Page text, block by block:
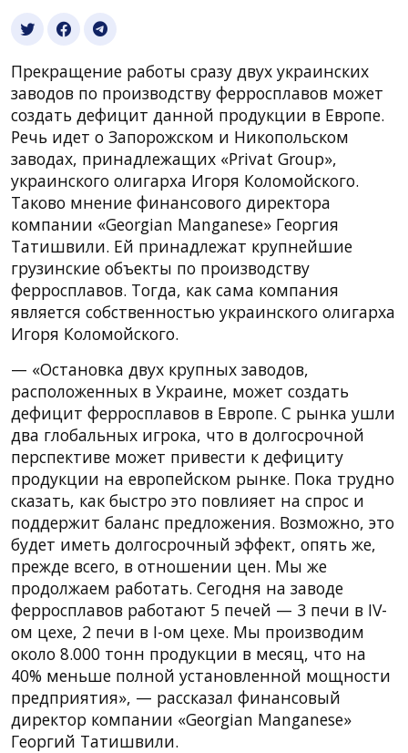
Прекращение работы сразу двух украинских
заводов по производству ферросплавов может
создать дефицит данной продукции в Европе.
Речь идет о Запорожском и Никопольском
заводах, принадлежащих «Privat Group»,
украинского олигарха Игоря Коломойского.
Таково мнение финансового директора
компании «Georgian Manganese» Георгия
Татишвили. Ей принадлежат крупнейшие
грузинские объекты по производству
ферросплавов. Тогда, как сама компания
является собственностью украинского олигарха
Игоря Коломойского.
— «Остановка двух крупных заводов,
расположенных в Украине, может создать
дефицит ферросплавов в Европе. С рынка ушли
два глобальных игрока, что в долгосрочной
перспективе может привести к дефициту
продукции на европейском рынке. Пока трудно
сказать, как быстро это повлияет на спрос и
поддержит баланс предложения. Возможно, это
будет иметь долгосрочный эффект, опять же,
прежде всего, в отношении цен. Мы же
продолжаем работать. Сегодня на заводе
ферросплавов работают 5 печей — 3 печи в IV-
ом цехе, 2 печи в I-ом цехе. Мы производим
около 8.000 тонн продукции в месяц, что на
40% меньше полной установленной мощности
предприятия», — рассказал финансовый
директор компании «Georgian Manganese»
Георгий Татишвили.